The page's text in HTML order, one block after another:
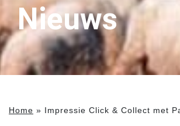
Nieuws
Home » Impressie Click & Collect met